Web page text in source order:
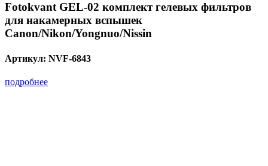
Fotokvant GEL-02 комплект гелевых фильтров
для накамерных вспышек
Canon/Nikon/Yongnuo/Nissin
Артикул: NVF-6843
подробнее